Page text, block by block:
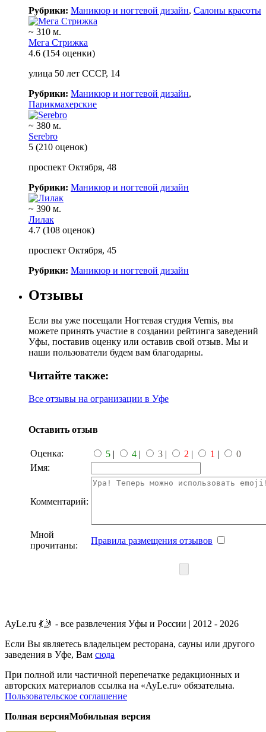
Рубрики: Маникюр и ногтевой дизайн, Салоны красоты
~ 310 м.
Мега Стрижка
4.6 (154 оценки)
улица 50 лет СССР, 14
Рубрики: Маникюр и ногтевой дизайн,
Парикмахерские
~ 380 м.
Serebro
5 (210 оценок)
проспект Октября, 48
Рубрики: Маникюр и ногтевой дизайн
~ 390 м.
Лилак
4.7 (108 оценок)
проспект Октября, 45
Рубрики: Маникюр и ногтевой дизайн
Отзывы
Если вы уже посещали Ногтевая студия Vernis, вы
можете принять участие в создании рейтинга заведений
Уфы, поставив оценку или оставив свой отзыв. Мы и
наши пользователи будем вам благодарны.
Читайте также:
Все отзывы на огранизации в Уфе
Оставить отзыв
Оценка: 5 | 4 | 3 | 2 | 1 |
0
Имя:
Комментарий:
Мной
прочитаны:
Правила размещения отзывов
AyLe.ru 💃🤳 - все развлечения Уфы и России | 2012 - 2026
Если Вы являетесь владельцем ресторана, сауны или другого
заведения в Уфе, Вам сюда
При полной или частичной перепечатке редакционных и
авторских материалов ссылка на «AyLe.ru» обязательна.
Пользовательское соглашение
Полная версияМобильная версия